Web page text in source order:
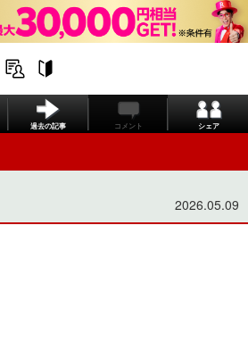
過去の記事 コメント シェア
2026.05.09